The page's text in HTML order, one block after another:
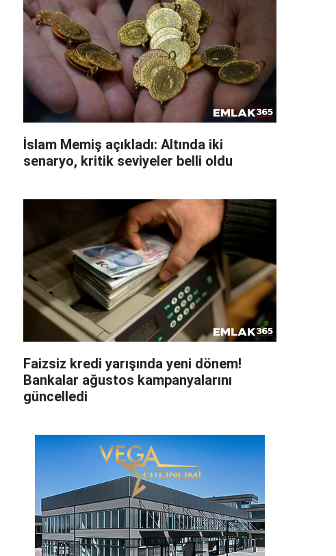
İslam Memiş açıkladı: Altında iki
senaryo, kritik seviyeler belli oldu
Faizsiz kredi yarışında yeni dönem!
Bankalar ağustos kampanyalarını
güncelledi